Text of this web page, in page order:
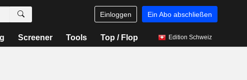
Einloggen Ein Abo abschließen
Screener Tools Top / Flop Edition Schweiz